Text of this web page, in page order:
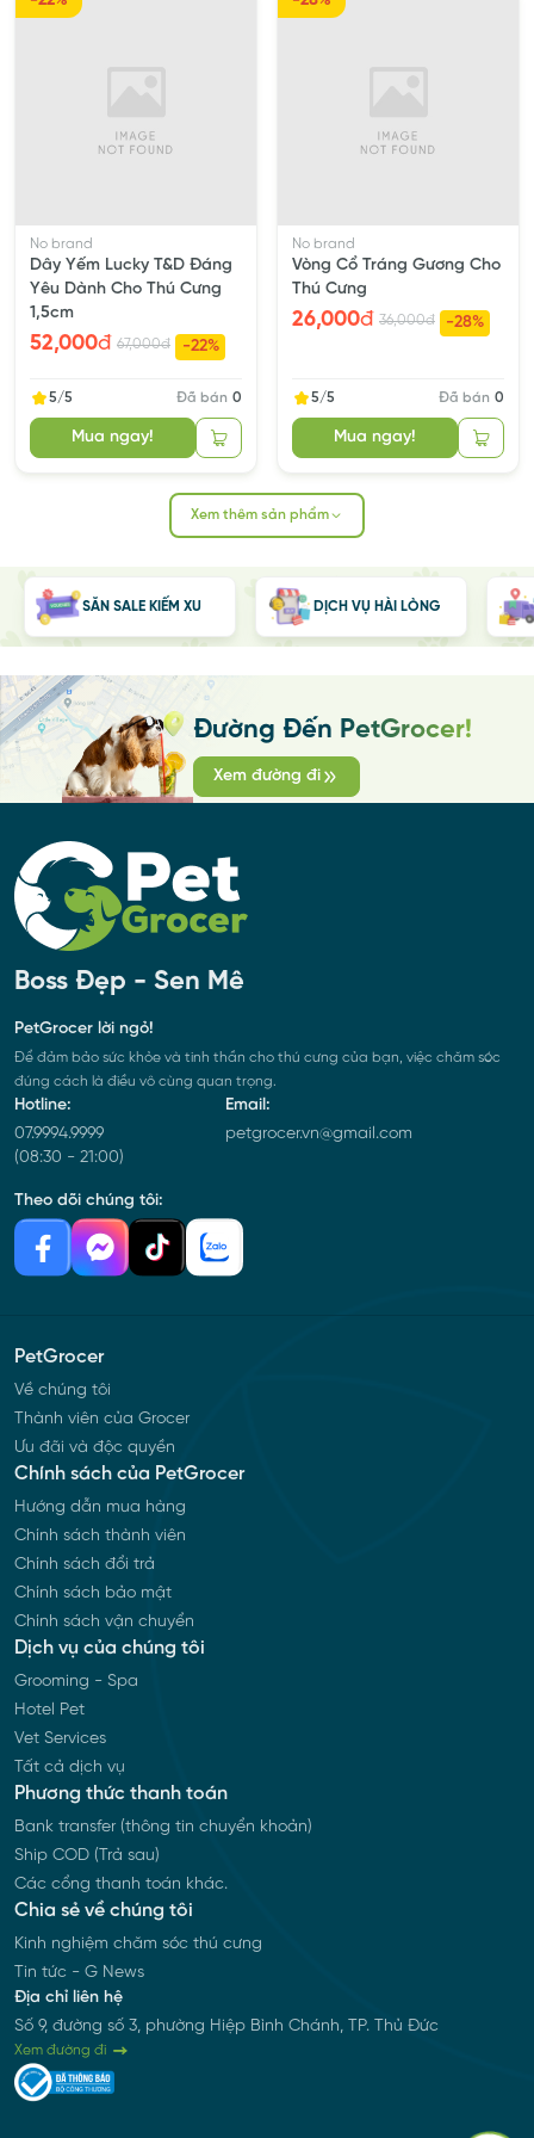
Rẻ nhất: trực tiếp tại cửa hàng(giảm 3-5%)
No brand
Dây Yếm Lucky T&D Đáng
Yêu Dành Cho Thú Cưng
1,5cm
52,000đ 67,000đ -22%
5/5 Đã bán 0
Mua ngay!
No brand
Vòng Cổ Tráng Gương Cho
Thú Cưng
26,000đ 36,000đ -28%
5/5 Đã bán 0
Mua ngay!
Xem thêm sản phẩm
SĂN SALE KIẾM XU DỊCH VỤ HÀI LÒNG
Đường Đến PetGrocer!
Xem đường đi
Boss Đẹp - Sen Mê
PetGrocer lời ngỏ!
Để đảm bảo sức khỏe và tinh thần cho thú cưng của bạn, việc chăm sóc
đúng cách là điều vô cùng quan trọng.
Hotline:
07.9994.9999
(08:30 - 21:00)
Email:
petgrocer.vn@gmail.com
Theo dõi chúng tôi:
PetGrocer
Về chúng tôi
Thành viên của Grocer
Ưu đãi và độc quyền
Chính sách của PetGrocer
Hướng dẫn mua hàng
Chính sách thành viên
Chính sách đổi trả
Chính sách bảo mật
Chính sách vận chuyển
Dịch vụ của chúng tôi
Grooming - Spa
Hotel Pet
Vet Services
Tất cả dịch vụ
Phương thức thanh toán
Bank transfer (thông tin chuyển khoản)
Ship COD (Trả sau)
Các cổng thanh toán khác.
Chia sẻ về chúng tôi
Kinh nghiệm chăm sóc thú cưng
Tin tức - G News
Địa chỉ liên hệ
Số 9, đường số 3, phường Hiệp Bình Chánh, TP. Thủ Đức
Xem đường đi